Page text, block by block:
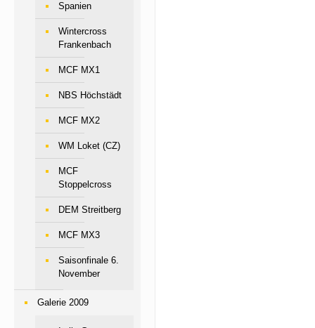
Spanien
Wintercross
Frankenbach
MCF MX1
NBS Höchstädt
MCF MX2
WM Loket (CZ)
MCF
Stoppelcross
DEM Streitberg
MCF MX3
Saisonfinale 6.
November
Galerie 2009